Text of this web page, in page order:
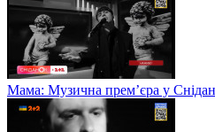
Мама: Музична прем’єра у